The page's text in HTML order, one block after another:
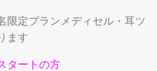
限定プランメディセル・耳ツ
ます
タートの方